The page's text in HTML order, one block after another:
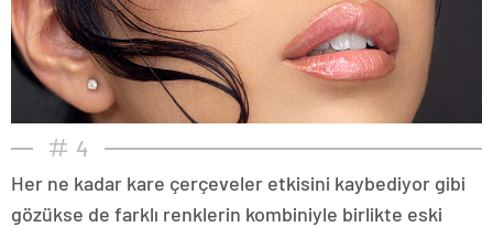
4
Her ne kadar kare çerçeveler etkisini kaybediyor gibi
gözükse de farklı renklerin kombiniyle birlikte eski